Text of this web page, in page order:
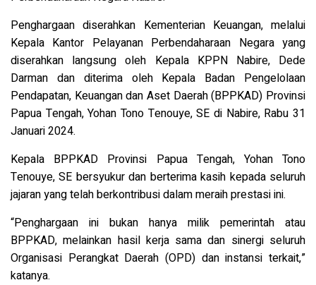
Penghargaan diserahkan Kementerian Keuangan, melalui
Kepala Kantor Pelayanan Perbendaharaan Negara yang
diserahkan langsung oleh Kepala KPPN Nabire, Dede
Darman dan diterima oleh Kepala Badan Pengelolaan
Pendapatan, Keuangan dan Aset Daerah (BPPKAD) Provinsi
Papua Tengah, Yohan Tono Tenouye, SE di Nabire, Rabu 31
Januari 2024.
Kepala BPPKAD Provinsi Papua Tengah, Yohan Tono
Tenouye, SE bersyukur dan berterima kasih kepada seluruh
jajaran yang telah berkontribusi dalam meraih prestasi ini.
“Penghargaan ini bukan hanya milik pemerintah atau
BPPKAD, melainkan hasil kerja sama dan sinergi seluruh
Organisasi Perangkat Daerah (OPD) dan instansi terkait,”
katanya.